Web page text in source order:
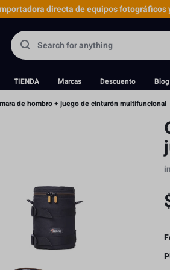
directa de equipos
TIENDA Marcas Descuento Blog
de hombro + juego de cinturón multifuncional